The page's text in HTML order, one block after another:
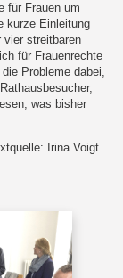
für Frauen um
kurze Einleitung
vier streitbaren
für Frauenrechte
Probleme dabei,
was bisher
Irina Voigt